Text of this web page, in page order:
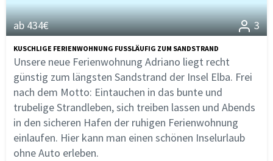
ab 434€ 3
KUSCHLIGE FERIENWOHNUNG FUSSLÄUFIG ZUM SANDSTRAND
Unsere neue Ferienwohnung Adriano liegt recht
günstig zum längsten Sandstrand der Insel Elba. Frei
nach dem Motto: Eintauchen in das bunte und
trubelige Strandleben, sich treiben lassen und Abends
in den sicheren Hafen der ruhigen Ferienwohnung
einlaufen. Hier kann man einen schönen Inselurlaub
ohne Auto erleben.